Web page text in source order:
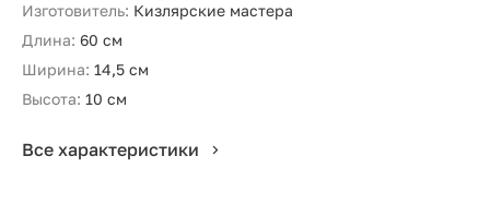
Изготовитель: Кизлярские мастера
Длина: 60 см
Ширина: 14,5 см
Высота: 10 см
Все характеристики